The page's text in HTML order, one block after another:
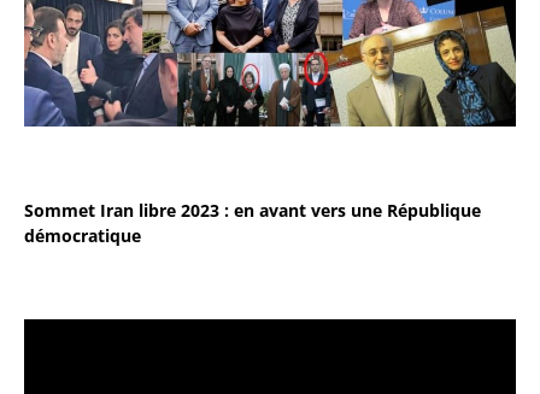
Sommet Iran libre 2023 : en avant vers une République
démocratique